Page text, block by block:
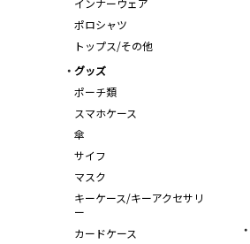
インナーウェア
ポロシャツ
トップス/その他
グッズ
ポーチ類
スマホケース
傘
サイフ
マスク
キーケース/キーアクセサリ
ー
カードケース